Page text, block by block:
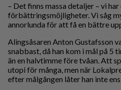
– Det finns massa detaljer – vi har
förbättringsmöjligheter. Vi såg
annorlunda för att få en bättre
Alingsåsaren Anton Gustafsson
snabbast, då han kom i mål på 5
än en halvtimme före tvåan. Att
utopi för många, men när
efter målgången låter han inte